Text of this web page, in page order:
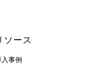
ソース
入事例